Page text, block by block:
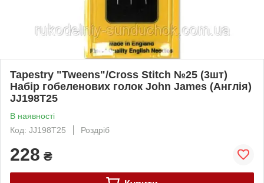
Tapestry "Tweens"/Cross Stitch №25 (3шт)
Набір гобеленових голок John James (Англія)
JJ198T25
В наявності
Код: JJ198T25
Роздріб
228 ₴